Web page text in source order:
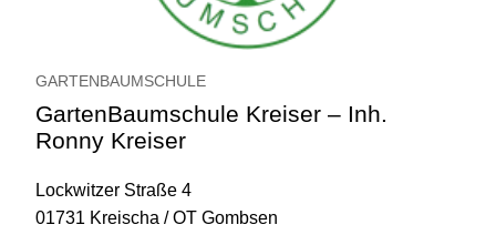
GARTENBAUMSCHULE
GartenBaumschule Kreiser – Inh.
Ronny Kreiser
Lockwitzer Straße 4
01731 Kreischa / OT Gombsen